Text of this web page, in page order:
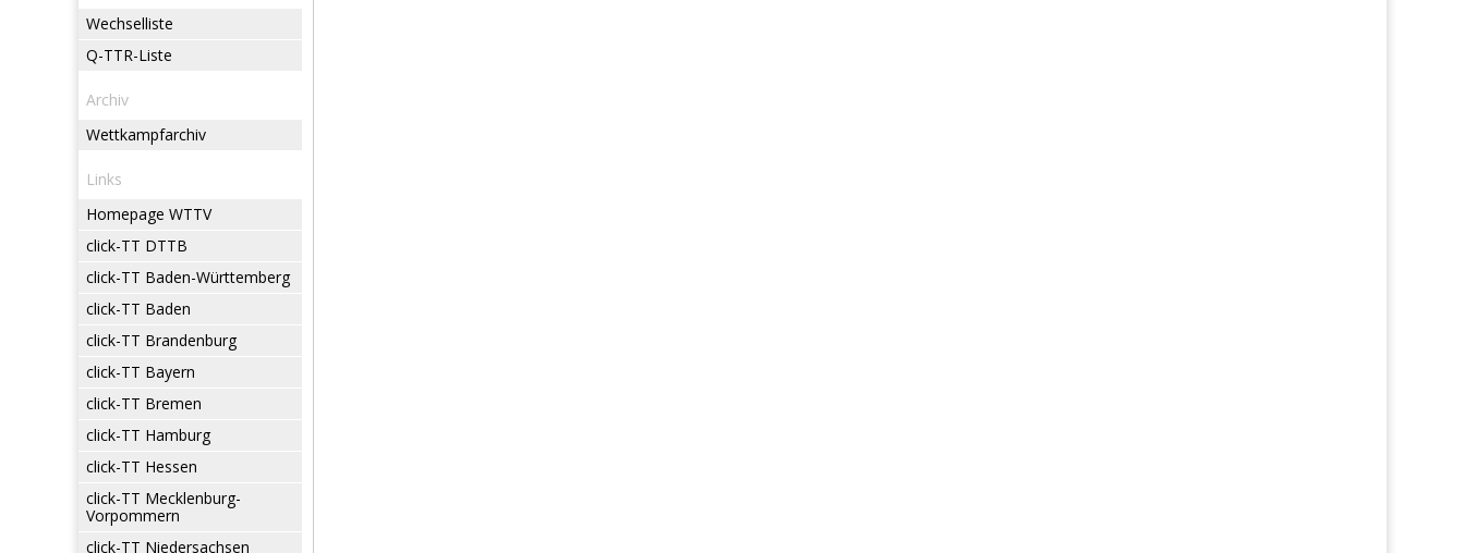
Wechselliste
Q-TTR-Liste
Archiv
Wettkampfarchiv
Links
Homepage WTTV
click-TT DTTB
click-TT Baden-Württemberg
click-TT Baden
click-TT Brandenburg
click-TT Bayern
click-TT Bremen
click-TT Hamburg
click-TT Hessen
click-TT Mecklenburg-
Vorpommern
click-TT Niedersachsen